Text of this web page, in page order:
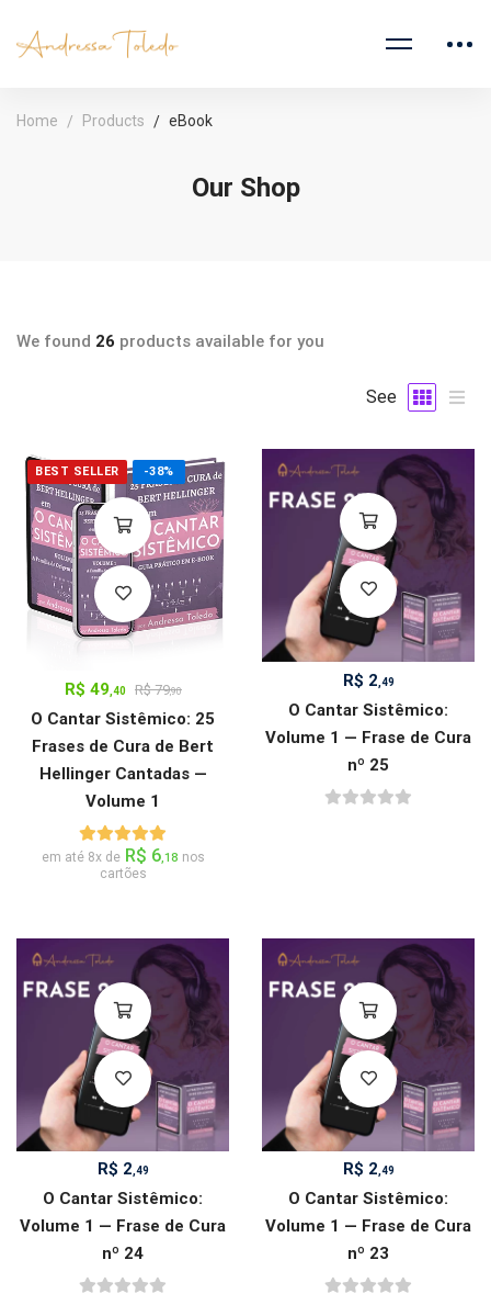
Home Products eBook
Our Shop
We found 26 products available for you
See
BEST SELLER -38%
R$ 49,40 R$79,90
O Cantar Sistêmico: 25
Frases de Cura de Bert
Hellinger Cantadas —
Volume 1
em até 8x de R$ 6,18 nos
cartões
R$ 2 ,49
O Cantar Sistêmico:
Volume 1 — Frase de Cura
nº 25
R$ 2,49
O Cantar Sistêmico:
Volume 1 — Frase de Cura
nº 24
R$ 2,49
O Cantar Sistêmico:
Volume 1 — Frase de Cura
nº 23